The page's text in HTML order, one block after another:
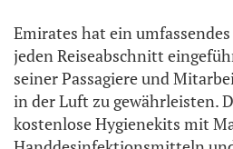
Emirates hat ein
jeden Reiseabschnitt
seiner Passagiere und
in der Luft zu gewährleisten.
kostenlose Hygienekits mit